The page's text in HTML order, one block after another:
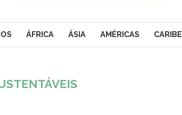
ÁFRICA ÁSIA AMÉRICAS CARIBE